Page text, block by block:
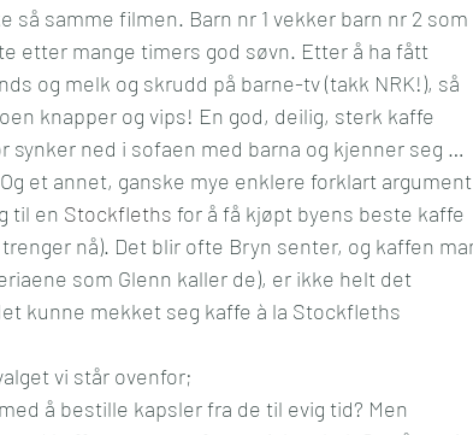
så samme filmen. Barn nr 1 vekker barn nr 2 som
etter mange timers god søvn. Etter å ha fått
og melk og skrudd på barne-tv (takk NRK!), så
knapper og vips! En god, deilig, sterk kaffe
ned i sofaen med barna og kjenner seg …
et annet, ganske mye enklere forklart
til en Stockfleths for å få kjøpt byens beste kaffe
nå). Det blir ofte Bryn senter, og kaffen
som Glenn kaller de), er ikke helt det
kunne mekket seg kaffe à la Stockfleths
vi står ovenfor;
å bestille kapsler fra de til evig tid? Men